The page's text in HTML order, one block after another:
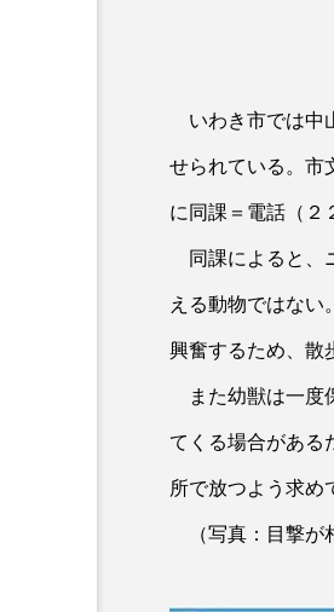
いわき市では中
せられている。市
に同課＝電話（２
同課によると、
える動物ではない
興奮するため、散
また幼獣は一度
てくる場合がある
所で放つよう求め
（写真：目撃が